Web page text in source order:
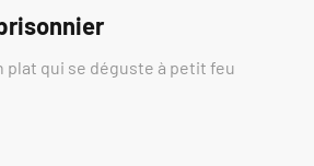
plat qui se déguste à petit feu